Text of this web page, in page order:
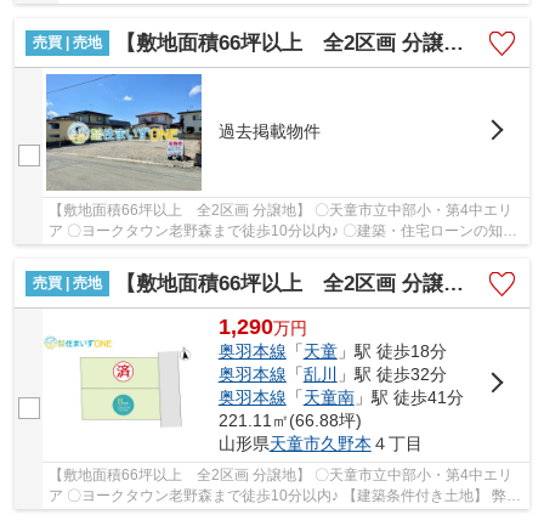
売買 | 売地 【敷地面積66坪以上 全2区画 分譲地】
過去掲載物件
【敷地面積66坪以上 全2区画 分譲地】 〇天童市立中部小・第4中エリ
ア 〇ヨークタウン老野森まで徒歩10分以内♪ 〇建築・住宅ローンの知識
売買 | 売地
【敷地面積66坪以上 全2区画 分譲地】
1,290万円
奥羽本線 「天童」駅 徒歩18分
奥羽本線 「乱川
」駅 徒歩32分
奥羽本線 「天童南」駅 徒歩41分
221.11㎡(66.88坪)
山形県天童市久野本 ４丁目
【敷地面積66坪以上 全2区画 分譲地】 〇天童市立中部小・第4中エリ
ア 〇ヨークタウン老野森まで徒歩10分以内♪ 【建築条件付き土地】 弊社
提携のハウスメーカー様で自由設計ができる...